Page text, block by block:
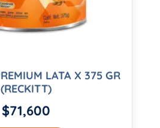
LATA X 375 GR
(RECKITT)
$71,600